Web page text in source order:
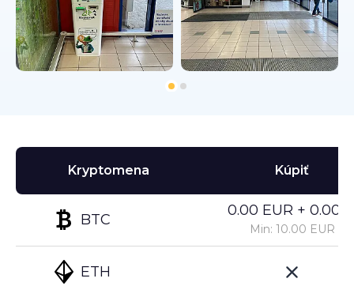
Kryptomena
BTC
ETH
Kúpiť
0.00 EUR +
Min: 10.00 EUR